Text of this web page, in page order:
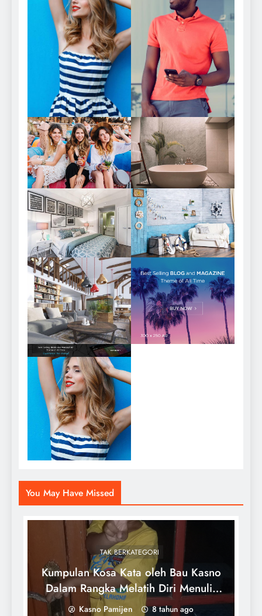
You May Have Missed
TAK BERKATEGORI
Kumpulan Kosa Kata oleh Bau Kasno
Dalam Rangka Melatih Diri Menulis
Website Desa Pamijen
Kasno Pamijen 8 tahun ago